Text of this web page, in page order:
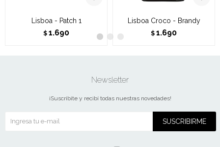
Lisboa - Patch 1
$ 1.690
Lisboa Croco - Brandy
$ 1.690
Newsletter
¡Suscribite y recibí todas nuestras novedades!
SUSCRIBIRME